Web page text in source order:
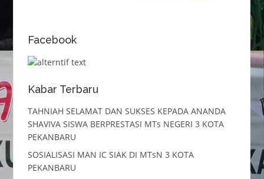
Facebook
Kabar Terbaru
TAHNIAH SELAMAT DAN SUKSES KEPADA ANANDA
SHAVIVA SISWA BERPRESTASI MTs NEGERI 3 KOTA
PEKANBARU
SOSIALISASI MAN IC SIAK DI MTsN 3 KOTA
PEKANBARU